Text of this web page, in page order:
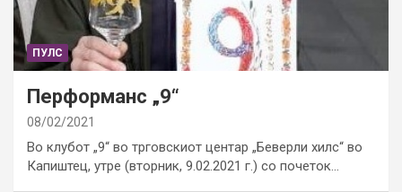
ПУЛС
Перформанс „9“
08/02/2021
Во клубот „9“ во трговскиот центар „Беверли хилс“ во
Капиштец, утре (вторник, 9.02.2021 г.) со почеток…